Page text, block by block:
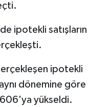
ipotekli satışların
ipotekli
aynı dönemine göre
yükseldi.